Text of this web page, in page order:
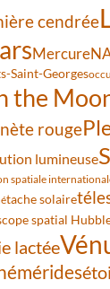
avant qu’elle
cendrée
Mercure
Saint-Georges
the
rouge
lumineuse
spatiale
tache solaire
spatial
lactée